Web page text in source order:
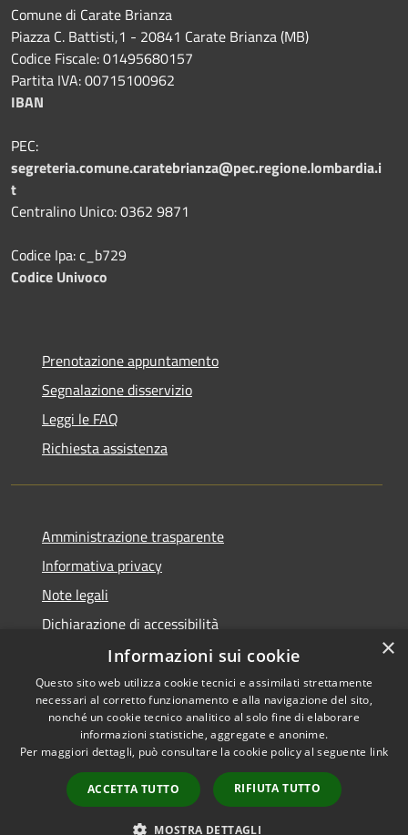
Comune di Carate Brianza
Piazza C. Battisti,1 - 20841 Carate Brianza (MB)
Codice Fiscale: 01495680157
Partita IVA: 00715100962
IBAN
PEC:
segreteria.comune.caratebrianza@pec.regione.lombardia.i
t
Centralino Unico: 0362 9871
Codice Ipa: c_b729
Codice Univoco
Prenotazione appuntamento
Segnalazione disservizio
Leggi le FAQ
Richiesta assistenza
Amministrazione trasparente
Informativa privacy
Note legali
Dichiarazione di accessibilità
Accessibilità
Privacy
Mappa del sito
×
Informazioni sui cookie
Questo sito web utilizza cookie tecnici e assimilati strettamente
necessari al corretto funzionamento e alla navigazione del sito,
nonché un cookie tecnico analitico al solo fine di elaborare
informazioni statistiche, aggregate e anonime.
Per maggiori dettagli, può consultare la cookie policy al seguente link
ACCETTA TUTTO RIFIUTA TUTTO
MOSTRA DETTAGLI